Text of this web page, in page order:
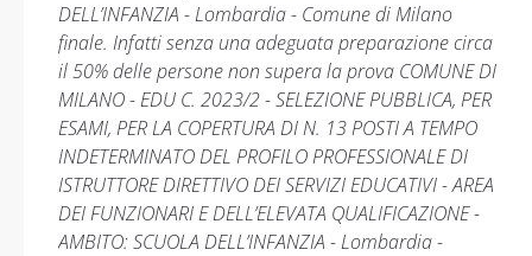
DELL’INFANZIA - Lombardia - Comune di Milano
finale. Infatti senza una adeguata preparazione circa
il 50% delle persone non supera la prova COMUNE DI
MILANO - EDU C. 2023/2 - SELEZIONE PUBBLICA, PER
ESAMI, PER LA COPERTURA DI N. 13 POSTI A TEMPO
INDETERMINATO DEL PROFILO PROFESSIONALE DI
ISTRUTTORE DIRETTIVO DEI SERVIZI EDUCATIVI - AREA
DEI FUNZIONARI E DELL’ELEVATA QUALIFICAZIONE -
AMBITO: SCUOLA DELL’INFANZIA - Lombardia -